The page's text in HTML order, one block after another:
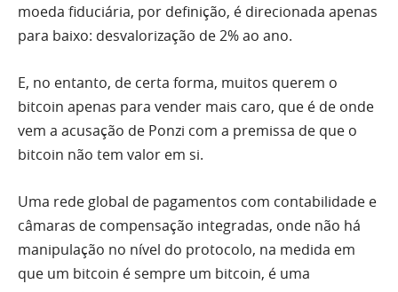
moeda fiduciária, por definição, é direcionada apenas
para baixo: desvalorização de 2% ao ano.
E, no entanto, de certa forma, muitos querem o
bitcoin apenas para vender mais caro, que é de onde
vem a acusação de Ponzi com a premissa de que o
bitcoin não tem valor em si.
Uma rede global de pagamentos com contabilidade e
câmaras de compensação integradas, onde não há
manipulação no nível do protocolo, na medida em
que um bitcoin é sempre um bitcoin, é uma